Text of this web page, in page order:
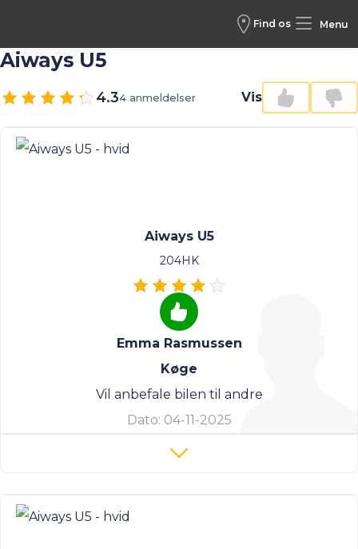
Find os Menu
Aiways U5
4.34 anmeldelser Vis
Aiways U5
204HK
Emma Rasmussen
Køge
Vil anbefale bilen til andre
Dato: 04-11-2025